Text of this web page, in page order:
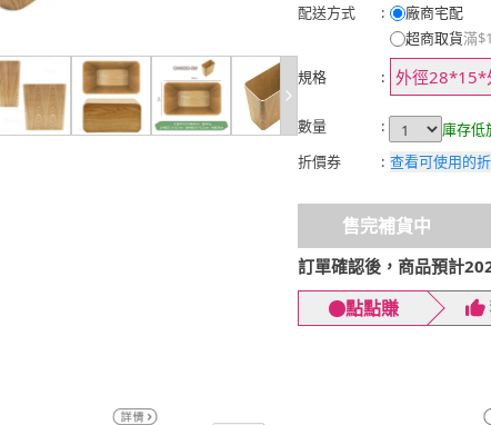
配送方式
:
廠商宅配
超商取貨滿
規格
: 外徑28*15*
數量 :
庫存低
折價券
: 查看可使用的
售完補貨中
訂單確認後，商品預計
點點賺